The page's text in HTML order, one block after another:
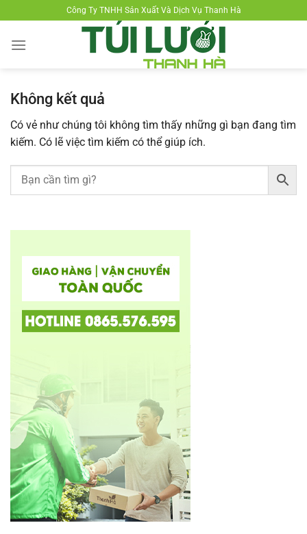
đến
nội
Công Ty TNHH Sản Xuất Và Dịch Vụ Thanh Hà
Không kết quả
Có vẻ như chúng tôi không tìm thấy những gì bạn đang tìm
kiếm. Có lẽ việc tìm kiếm có thể giúp ích.